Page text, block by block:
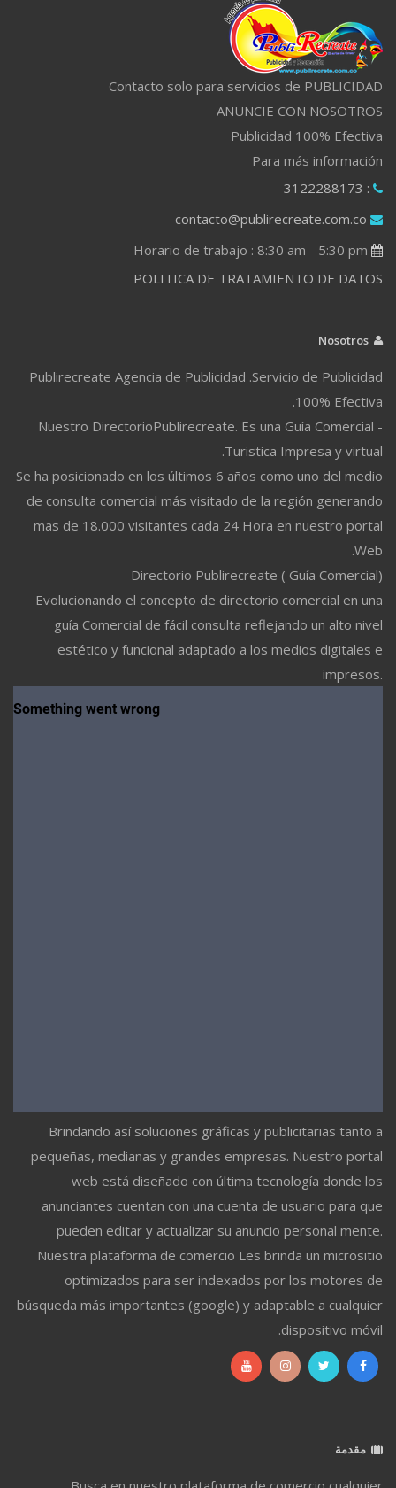
Contacto solo para servicios de PUBLICIDAD
ANUNCIE CON NOSOTROS
Publicidad 100% Efectiva
Para más información
: 3122288173
contacto@publirecreate.com.co
POLITICA DE TRATAMIENTO DE DATOS
Publirecreate Agencia de Publicidad .Servicio de Publicidad
100% Efectiva.
Nuestro DirectorioPublirecreate. Es una Guía Comercial -
Turistica Impresa y virtual.
Se ha posicionado en los últimos 6 años como uno del medio
de consulta comercial más visitado de la región generando
mas de 18.000 visitantes cada 24 Hora en nuestro portal
Web.
Directorio Publirecreate ( Guía Comercial)
Evolucionando el concepto de directorio comercial en una
guía Comercial de fácil consulta reflejando un alto nivel
estético y funcional adaptado a los medios digitales e
impresos.
Brindando así soluciones gráficas y publicitarias tanto a
pequeñas, medianas y grandes empresas. Nuestro portal
web está diseñado con última tecnología donde los
anunciantes cuentan con una cuenta de usuario para que
pueden editar y actualizar su anuncio personal mente.
Nuestra plataforma de comercio Les brinda un micrositio
optimizados para ser indexados por los motores de
búsqueda más importantes (google) y adaptable a cualquier
dispositivo móvil.
مقدمة